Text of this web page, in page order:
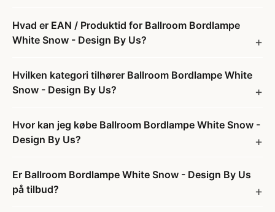
Hvad er EAN / Produktid for Ballroom Bordlampe
White Snow - Design By Us?
Hvilken kategori tilhører Ballroom Bordlampe White
Snow - Design By Us?
Hvor kan jeg købe Ballroom Bordlampe White Snow -
Design By Us?
Er Ballroom Bordlampe White Snow - Design By Us
på tilbud?